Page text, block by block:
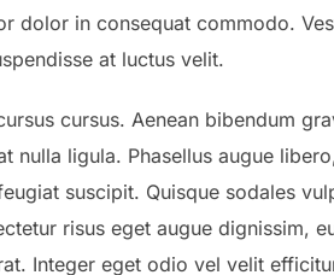
dolor in consequat commodo.
at luctus velit.
cursus. Aenean bibendum
nulla ligula. Phasellus augue
suscipit. Quisque sodales
risus eget augue dignissim,
Integer eget odio vel velit